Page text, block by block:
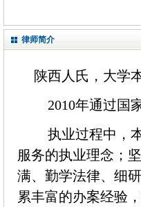
律师简介
陕西人氏，大学
2010年通过国
执业过程中，
服务的执业理念；
满、勤学法律、细
累丰富的办案经验